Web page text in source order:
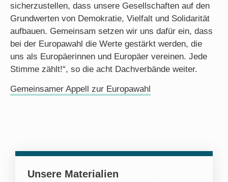
sicherzustellen, dass unsere Gesellschaften auf den
Grundwerten von Demokratie, Vielfalt und Solidarität
aufbauen. Gemeinsam setzen wir uns dafür ein, dass
bei der Europawahl die Werte gestärkt werden, die
uns als Europäerinnen und Europäer vereinen. Jede
Stimme zählt!“, so die acht Dachverbände weiter.
Gemeinsamer Appell zur Europawahl
Unsere Materialien